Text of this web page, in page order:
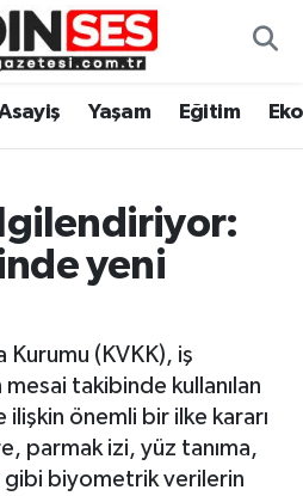
Yaşam Eğitim
yeni
Kurumu (KVKK), iş
mesai takibinde kullanılan
önemli bir ilke kararı
parmak izi, yüz tanıma,
gibi biyometrik verilerin
Haritası